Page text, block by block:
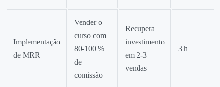
Implementação
de MRR
Vender o
curso com
80‑100 %
de
comissão
Recupera
investimento
em 2‑3
vendas
3 h